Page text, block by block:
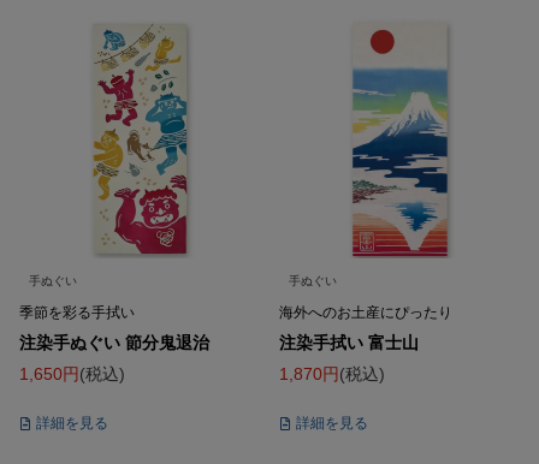
手ぬぐい
季節を彩る手拭い
注染手ぬぐい 節分鬼退治
1,650
税込
詳細を見る
手ぬぐい
海外へのお土産にぴったり
注染手拭い 富士山
1,870
税込
詳細を見る